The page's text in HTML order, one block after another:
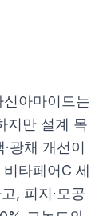
아마이드는
지만 설계 목
광채 개선이
타페어C 세
, 피지·모공